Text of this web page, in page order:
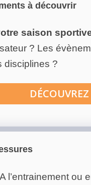
à découvrir
saison
? Les
disciplines ?
A l’entrainement ou